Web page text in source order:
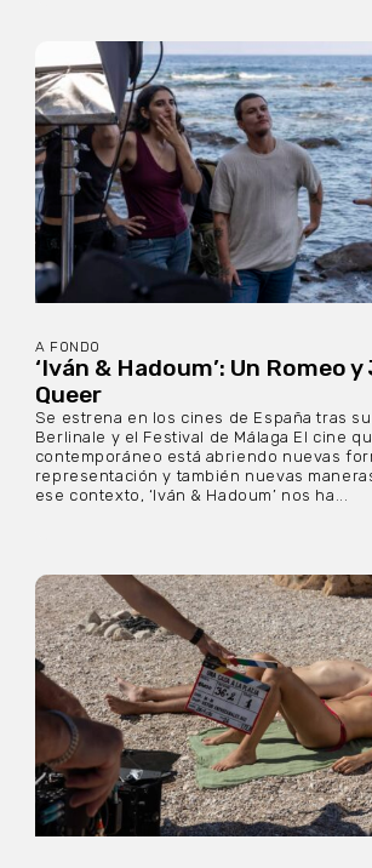
A FONDO
‘Iván & Hadoum’: Un Romeo
Queer
Se estrena en los cines de España tras
Berlinale y el Festival de Málaga El cine
contemporáneo está abriendo nuevas
representación y también nuevas
ese contexto, ‘Iván & Hadoum’ nos ha...